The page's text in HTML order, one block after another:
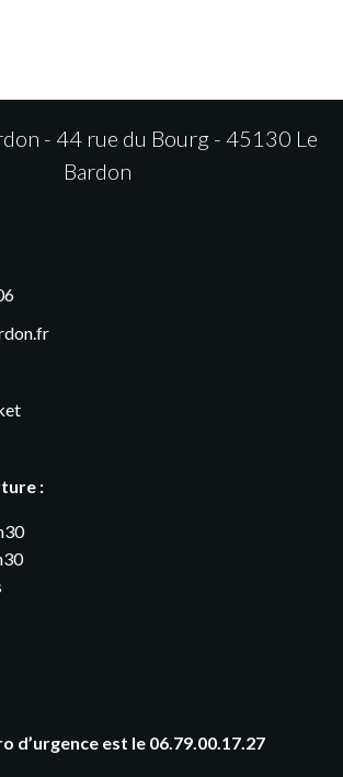
- 44 rue du Bourg - 45130 Le
Bardon
:
d’urgence est le 06.79.00.17.27